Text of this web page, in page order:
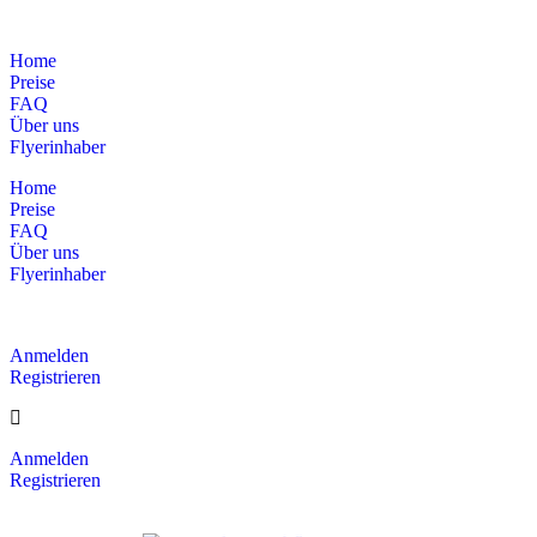
Home
Preise
FAQ
Über uns
Flyerinhaber
Home
Preise
FAQ
Über uns
Flyerinhaber
Anmelden
Registrieren
Anmelden
Registrieren